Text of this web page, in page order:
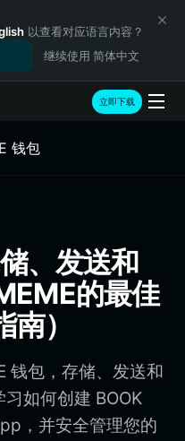
以查看对应语言内容？
继续使用 简体中文
立即下载
钱包
、发送和
的最佳
）
钱包，存储、发送和
习如何创建 BOOK
，并安全管理您的